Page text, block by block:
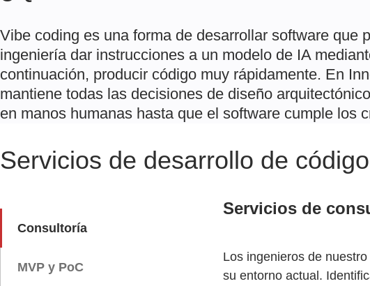
Vibe coding es una forma de desarrollar software que
ingeniería dar instrucciones a un modelo de IA
continuación, producir código muy rápidamente. En
mantiene todas las decisiones de diseño
en manos humanas hasta que el software cumple los
Servicios de desarrollo de
Consultoría
MVP y PoC
Servicios de
Los ingenieros de
su entorno actual.